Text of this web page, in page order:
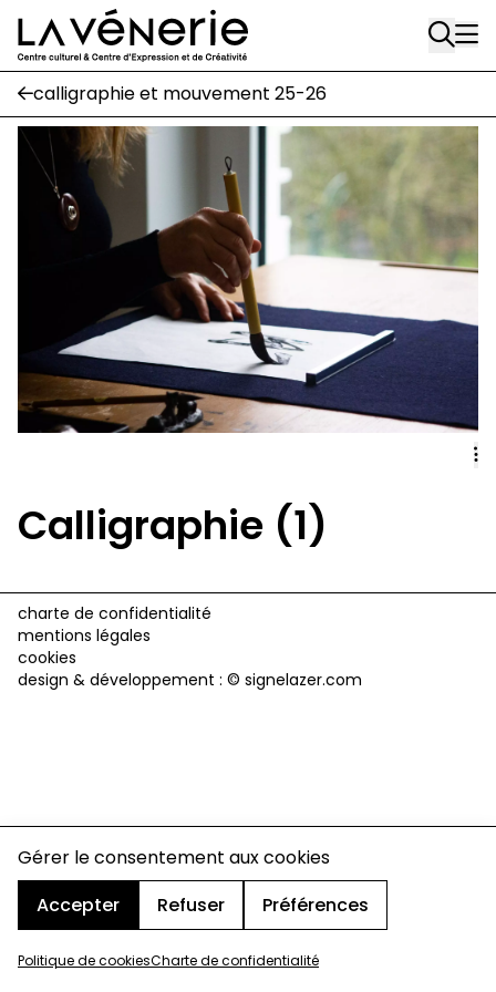
Gérer le consentement aux cookies
Accepter
Refuser Préférences
Politique de cookiesCharte de confidentialité
Aller au contenu principal
Rue Gratès, 3
1170 Watermael-Boitsfort
02 663 85 50
Écuries
Place Gilson, 3
1170 Watermael-Boitsfort
02 663 85 50
Journal Vénerie- version papier
Newsletter
calligraphie et mouvement 25-26
Calligraphie (1)
charte de confidentialité
mentions légales
cookies
design & développement : © signelazer.com